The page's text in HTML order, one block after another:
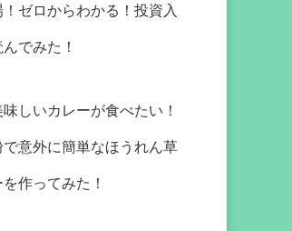
ゼロからわかる！投資入
でみた！
しいカレーが食べたい！
で意外に簡単なほうれん草
作ってみた！